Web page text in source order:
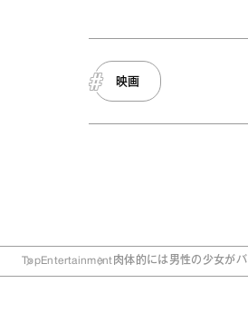
映画
TopEntertainment 肉体的には男性の少女が